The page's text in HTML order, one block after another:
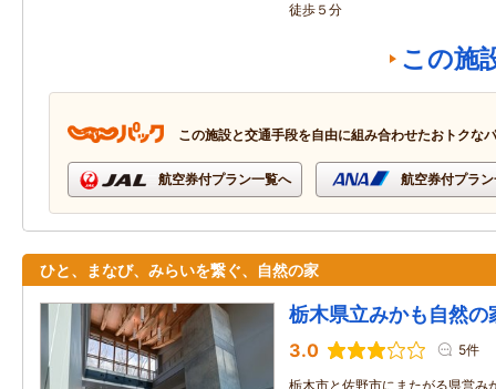
徒歩５分
この施
この施設と交通手段を自由に組み合わせたおトクな
航空券付プラン一覧へ 航空券付プラ
ひと、まなび、みらいを繋ぐ、自然の家
栃木県立みかも自然の
3.0 5件
栃木市と佐野市にまたがる県営み